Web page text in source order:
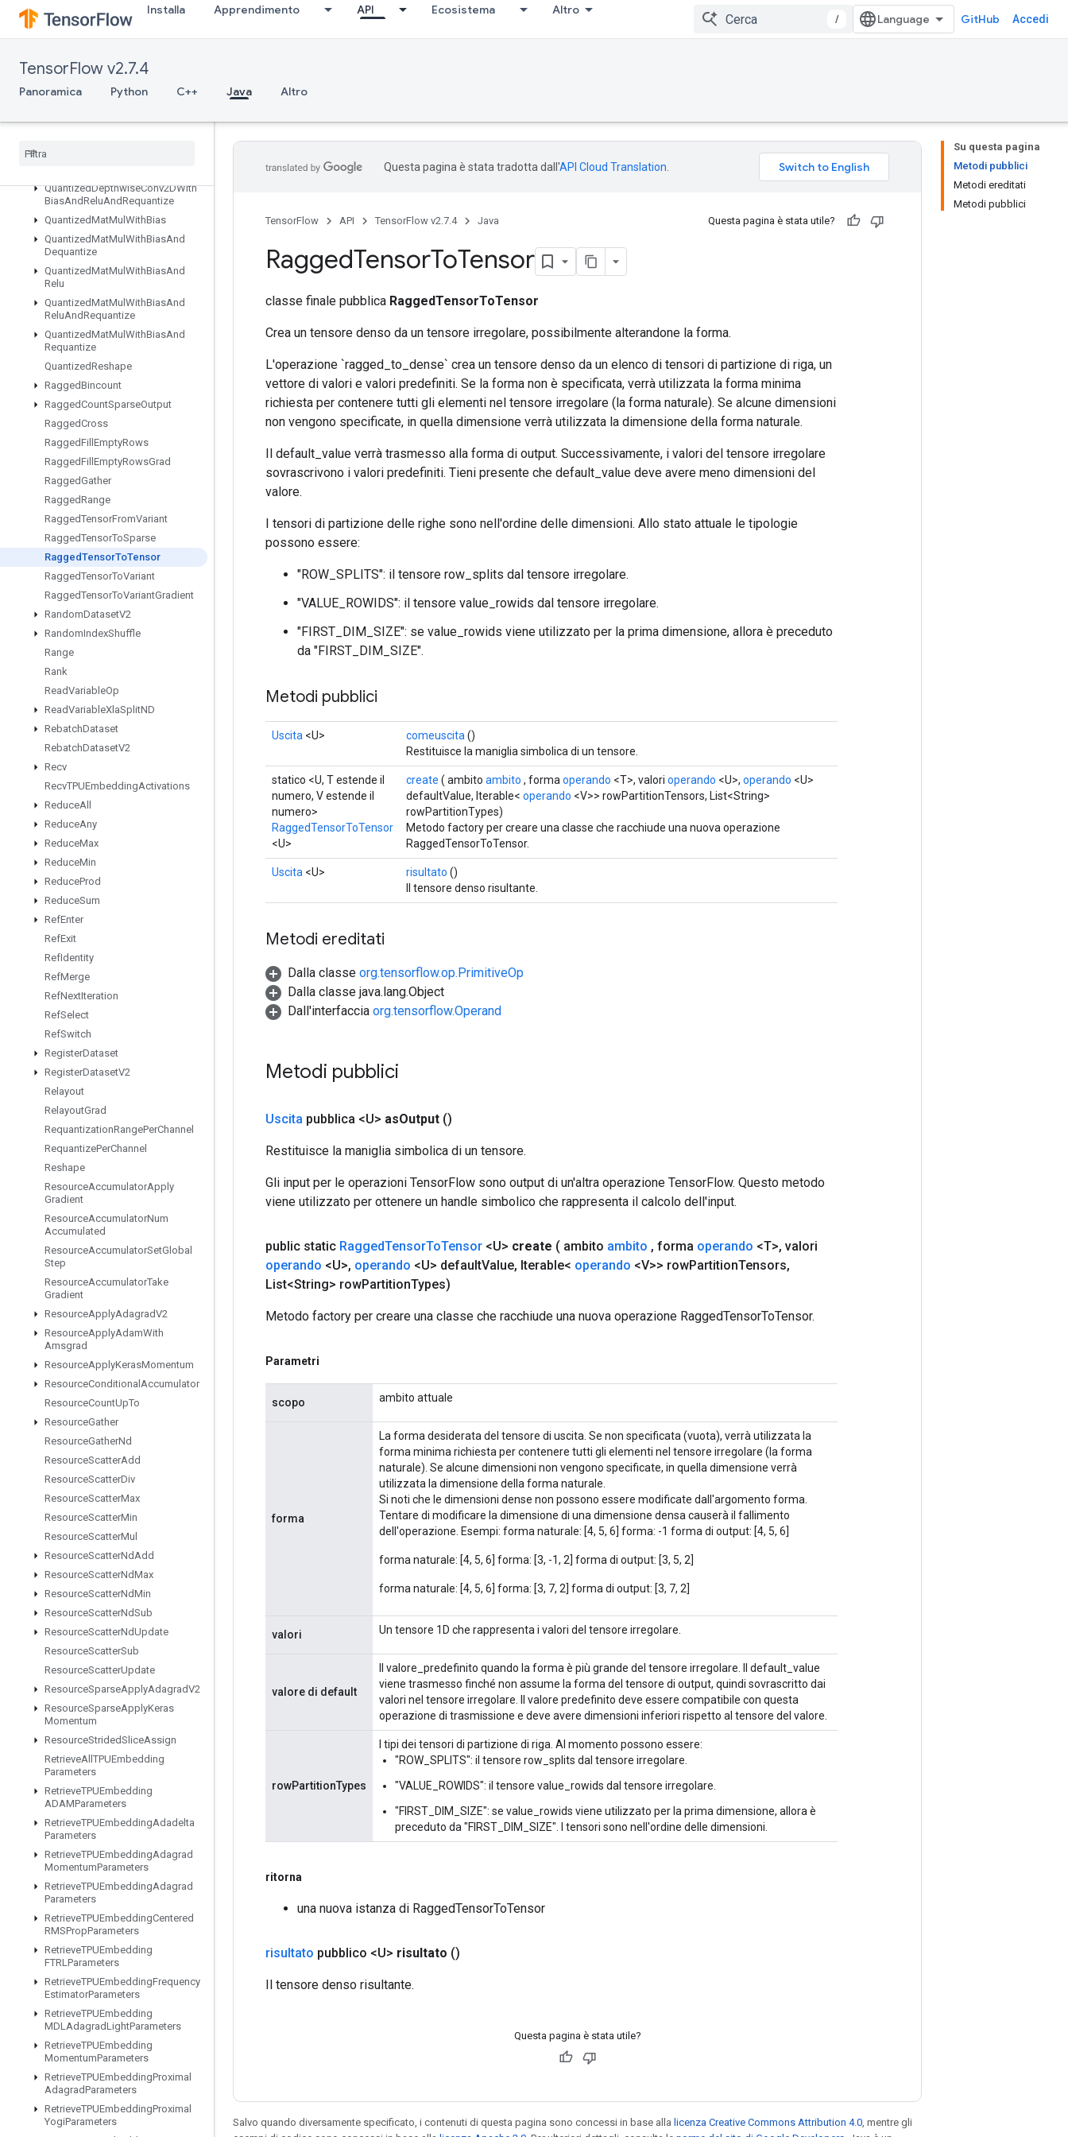
Installa Apprendimento API Ecosistema Altro
/ GitHub Accedi
TensorFlow v2.7.4
Panoramica Python C++ Java Altro
QuantizedConv2DWithBiasAndReluAndRequantize
QuantizedConv2DWithBiasAndRequantize
QuantizedConv2DWithBiasSumAndRelu
QuantizedConv2DWithBiasSumAndReluAndRequantize
QuantizedDepthwiseConv2DWith
Quantized
QuantizedDepthwiseConv2DWith
BiasAndReluAndRequantize
QuantizedMatMul WithBias
QuantizedMatMul WithBiasAnd
Dequantize
QuantizedMatMul WithBiasAnd
Relu
QuantizedMatMul WithBiasAnd
ReluAndRequantize
QuantizedMatMul WithBiasAnd
Requantize
QuantizedReshape
RaggedBincount
RaggedCountSparseOutput
RaggedCross
RaggedFill EmptyRows
RaggedFill EmptyRowsGrad
RaggedGather
RaggedRange
RaggedTensorFromVariant
RaggedTensorToSparse
RaggedTensorToTensor
RaggedTensorToVariant
RaggedTensorToVariantGradient
RandomDatasetV2
RandomIndexShuffle
Range
Rank
ReadVariableOp
ReadVariableXlaSplitND
RebatchDataset
RebatchDatasetV2
Recv
RecvTPUEmbeddingActivations
ReduceAll
ReduceAny
ReduceMax
ReduceMin
ReduceProd
ReduceSum
RefEnter
RefExit
RefIdentity
RefMerge
RefNextIteration
RefSelect
RefSwitch
RegisterDataset
RegisterDatasetV2
Relayout
RelayoutGrad
RequantizationRangePerChannel
RequantizePerChannel
Reshape
ResourceAccumulatorApply
Gradient
ResourceAccumulatorNum
Accumulated
ResourceAccumulatorSetGlobal
Step
ResourceAccumulatorTake
Gradient
ResourceApplyAdagradV2
ResourceApplyAdamWith
Amsgrad
ResourceApplyKerasMomentum
ResourceConditional Accumulator
ResourceCountUpTo
ResourceGather
ResourceGatherNd
ResourceScatterAdd
ResourceScatterDiv
ResourceScatterMax
ResourceScatterMin
ResourceScatterMul
ResourceScatterNdAdd
ResourceScatterNdMax
ResourceScatterNdMin
ResourceScatterNdSub
ResourceScatterNdUpdate
ResourceScatterSub
ResourceScatterUpdate
ResourceSparseApplyAdagradV2
ResourceSparseApplyKeras
Momentum
ResourceStridedSliceAssign
RetrieveAll TPUEmbedding
Parameters
RetrieveTPUEmbedding
ADAMParameters
RetrieveTPUEmbeddingAdadelta
Parameters
RetrieveTPUEmbeddingAdagrad
MomentumParameters
RetrieveTPUEmbeddingAdagrad
Parameters
RetrieveTPUEmbeddingCentered
RMSPropParameters
RetrieveTPUEmbedding
FTRLParameters
RetrieveTPUEmbeddingFrequency
EstimatorParameters
RetrieveTPUEmbedding
MDLAdagradLightParameters
RetrieveTPUEmbedding
MomentumParameters
RetrieveTPUEmbeddingProximal
AdagradParameters
RetrieveTPUEmbeddingProximal
YogiParameters
Su questa pagina
Metodi pubblici
Metodi ereditati
Metodi pubblici
Questa pagina è stata tradotta dall'API Cloud Translation
TensorFlow API TensorFlow v2.7.4 Java Questa pagina è stata utile?
RaggedTensorToTensor
classe finale pubblica RaggedTensorToTensor
Crea un tensore denso da un tensore irregolare, possibilmente alterandone la forma.
L'operazione `ragged_to_dense` crea un tensore denso da un elenco di tensori di partizione di riga, un
vettore di valori e valori predefiniti. Se la forma non è specificata, verrà utilizzata la forma minima
richiesta per contenere tutti gli elementi nel tensore irregolare (la forma naturale). Se alcune dimensioni
non vengono specificate, in quella dimensione verrà utilizzata la dimensione della forma naturale.
Il default_value verrà trasmesso alla forma di output. Successivamente, i valori del tensore irregolare
sovrascrivono i valori predefiniti. Tieni presente che default_value deve avere meno dimensioni del
valore.
I tensori di partizione delle righe sono nell'ordine delle dimensioni. Allo stato attuale le tipologie
possono essere:
"ROW_SPLITS": il tensore row_splits dal tensore irregolare.
"VALUE_ROWIDS": il tensore value_rowids dal tensore irregolare.
"FIRST_DIM_SIZE": se value_rowids viene utilizzato per la prima dimensione, allora è preceduto
da "FIRST_DIM_SIZE".
Metodi pubblici
Uscita <U> comeuscita ()
Restituisce la maniglia simbolica di un tensore.
statico <U, T estende il
numero, V estende il
numero>
RaggedTensorToTensor
<U>
create ( ambito ambito , forma operando <T>, valori operando <U>, operando <U>
defaultValue, Iterable< operando <V>> rowPartitionTensors, List<String>
rowPartitionTypes)
Metodo factory per creare una classe che racchiude una nuova operazione
RaggedTensorToTensor.
Uscita <U> risultato ()
Il tensore denso risultante.
Metodi ereditati
Dalla classe org.tensorflow.op.PrimitiveOp
Dalla classe java.lang.Object
Dall'interfaccia org.tensorflow.Operand
Metodi pubblici
Uscita pubblica <U> asOutput ()
Restituisce la maniglia simbolica di un tensore.
Gli input per le operazioni TensorFlow sono output di un'altra operazione TensorFlow. Questo metodo
viene utilizzato per ottenere un handle simbolico che rappresenta il calcolo dell'input.
public static RaggedTensorToTensor <U> create ( ambito ambito , forma operando <T>, valori
operando <U>, operando <U> defaultValue, Iterable< operando <V>> rowPartitionTensors,
List<String> rowPartitionTypes)
Metodo factory per creare una classe che racchiude una nuova operazione RaggedTensorToTensor.
Parametri
scopo ambito attuale
forma
La forma desiderata del tensore di uscita. Se non specificata (vuota), verrà utilizzata la
forma minima richiesta per contenere tutti gli elementi nel tensore irregolare (la forma
naturale). Se alcune dimensioni non vengono specificate, in quella dimensione verrà
utilizzata la dimensione della forma naturale.
Si noti che le dimensioni dense non possono essere modificate dall'argomento forma.
Tentare di modificare la dimensione di una dimensione densa causerà il fallimento
dell'operazione. Esempi: forma naturale: [4, 5, 6] forma: -1 forma di output: [4, 5, 6]
forma naturale: [4, 5, 6] forma: [3, -1, 2] forma di output: [3, 5, 2]
forma naturale: [4, 5, 6] forma: [3, 7, 2] forma di output: [3, 7, 2]
valori Un tensore 1D che rappresenta i valori del tensore irregolare.
valore di default
Il valore_predefinito quando la forma è più grande del tensore irregolare. Il default_value
viene trasmesso finché non assume la forma del tensore di output, quindi sovrascritto dai
valori nel tensore irregolare. Il valore predefinito deve essere compatibile con questa
operazione di trasmissione e deve avere dimensioni inferiori rispetto al tensore del valore.
rowPartitionTypes
I tipi dei tensori di partizione di riga. Al momento possono essere:
"ROW_SPLITS": il tensore row_splits dal tensore irregolare.
"VALUE_ROWIDS": il tensore value_rowids dal tensore irregolare.
"FIRST_DIM_SIZE": se value_rowids viene utilizzato per la prima dimensione, allora è
preceduto da "FIRST_DIM_SIZE". I tensori sono nell'ordine delle dimensioni.
ritorna
una nuova istanza di RaggedTensorToTensor
risultato pubblico <U> risultato ()
Il tensore denso risultante.
Questa pagina è stata utile?
Salvo quando diversamente specificato, i contenuti di questa pagina sono concessi in base alla licenza Creative Commons Attribution 4.0 , mentre gli